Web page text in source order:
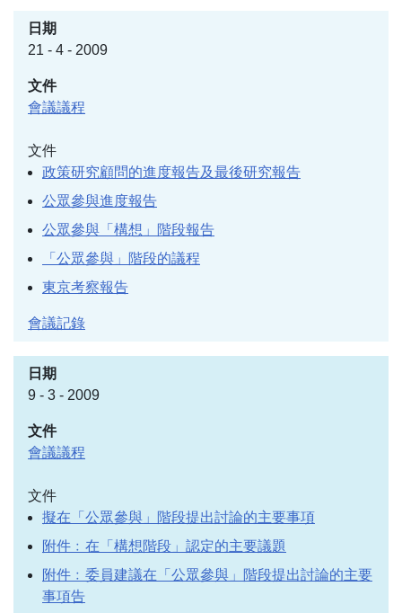
21 - 4 - 2009
會議議程
文件
政策研究顧問的進度報告及最後研究報告
公眾參與進度報告
公眾參與「構想」階段報告
「公眾參與」階段的議程
東京考察報告
會議記錄
9 - 3 - 2009
會議議程
文件
擬在「公眾參與」階段提出討論的主要事項
附件﹕在「構想階段」認定的主要議題
附件﹕委員建議在「公眾參與」階段提出討論的主要
事項告